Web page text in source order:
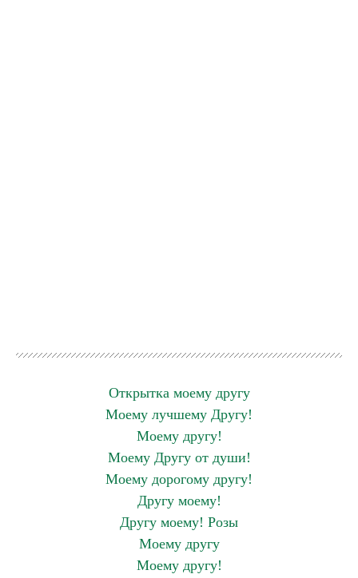
Открытка моему другу
Моему лучшему Другу!
Моему другу!
Моему Другу от души!
Моему дорогому другу!
Другу моему!
Другу моему! Розы
Моему другу
Моему другу!